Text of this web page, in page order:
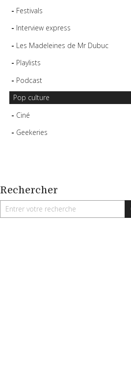
Festivals
Interview express
Les Madeleines de Mr Dubuc
Playlists
Podcast
Pop culture
Ciné
Geekeries
Rechercher